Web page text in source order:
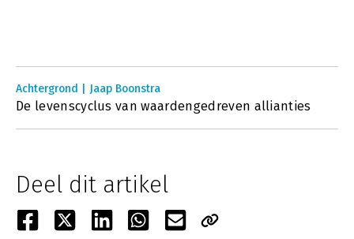
Achtergrond | Jaap Boonstra
De levenscyclus van waardengedreven allianties
Deel dit artikel